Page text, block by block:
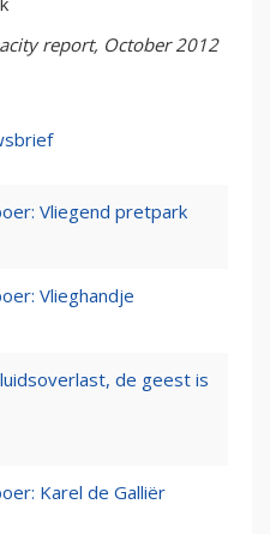
report, October 2012
Vliegend pretpark
Vlieghandje
de geest is
Karel de Galliër